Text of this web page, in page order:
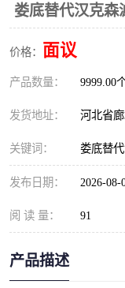
娄底替代汉克森
价格： 面议
产品数量： 9999.00
发货地址： 河北省
关键词： 娄底替
发布日期： 2026-08-
阅 读 量： 91
产品描述